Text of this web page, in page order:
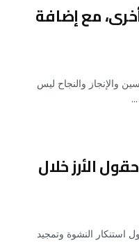
مع إضافة
والإنجاز والنجاح ليس
حقول الأرز خلال
استنكار النشوة وتمجيد